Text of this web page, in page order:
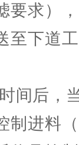
要求）
至下道
后，
制进料